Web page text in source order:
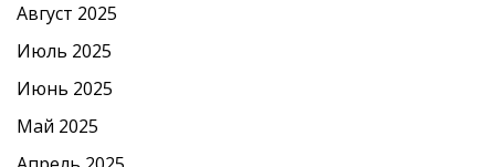
Август 2025
Июль 2025
Июнь 2025
Май 2025